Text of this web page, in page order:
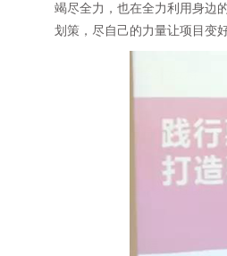
竭尽全力，也在全力利用身边
划策，尽自己的力量让项目变